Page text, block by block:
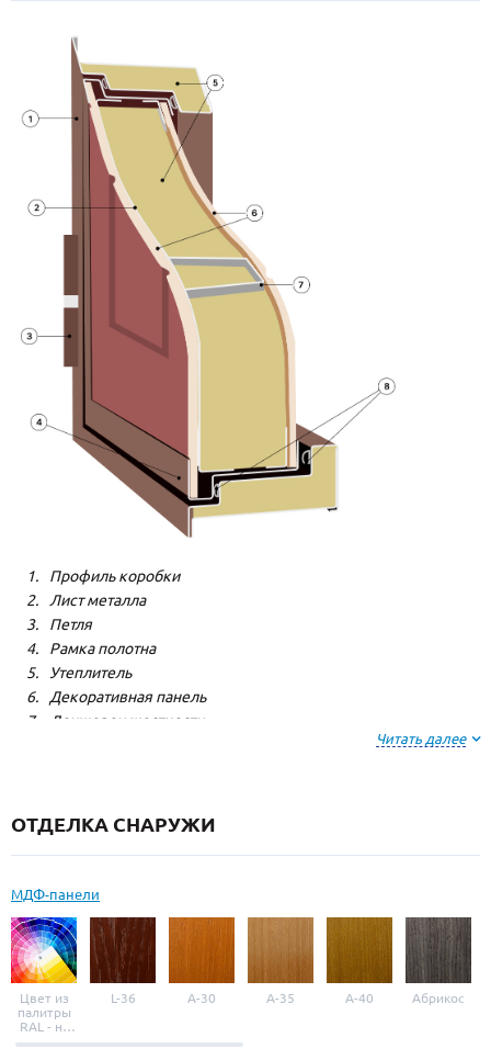
Профиль коробки
Лист металла
Петля
Рамка полотна
Утеплитель
Декоративная панель
Лонжерон жесткости
Читать далее
ОТДЕЛКА СНАРУЖИ
МДФ-панели
Цвет из
палитры
RAL - на
выбор
L-36 A-30 A-35 A-40 Абрикос